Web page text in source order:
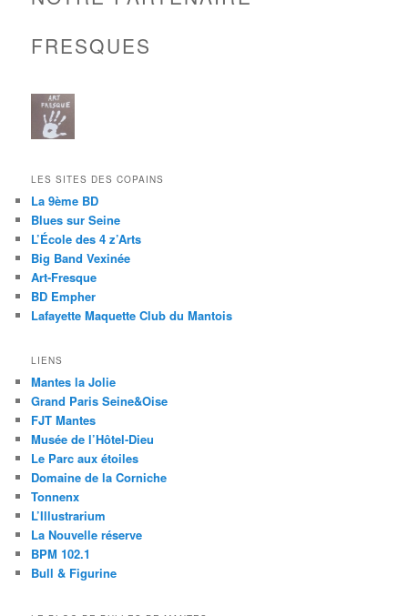
FRESQUES
LES SITES DES COPAINS
La 9ème BD
Blues sur Seine
L’École des 4 z’Arts
Big Band Vexinée
Art-Fresque
BD Empher
Lafayette Maquette Club du Mantois
LIENS
Mantes la Jolie
Grand Paris Seine&Oise
FJT Mantes
Musée de l’Hôtel-Dieu
Le Parc aux étoiles
Domaine de la Corniche
Tonnenx
L’Illustrarium
La Nouvelle réserve
BPM 102.1
Bull & Figurine